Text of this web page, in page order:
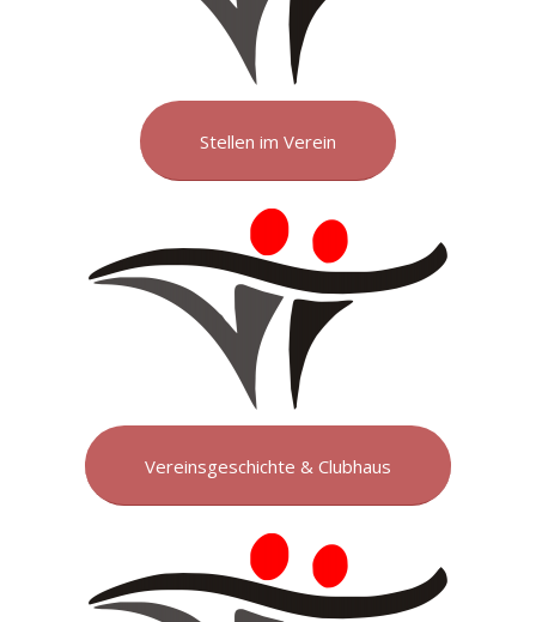
Stellen im Verein
Vereinsgeschichte & Clubhaus